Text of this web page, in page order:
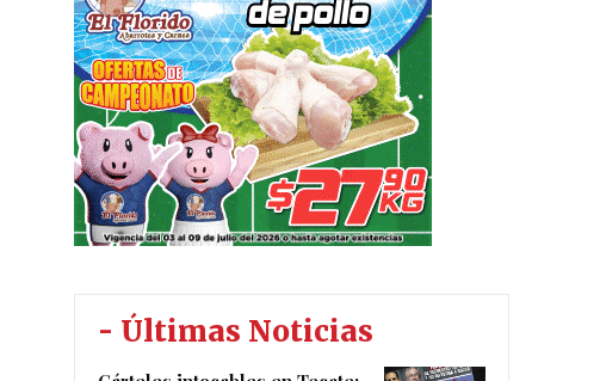
- Últimas Noticias